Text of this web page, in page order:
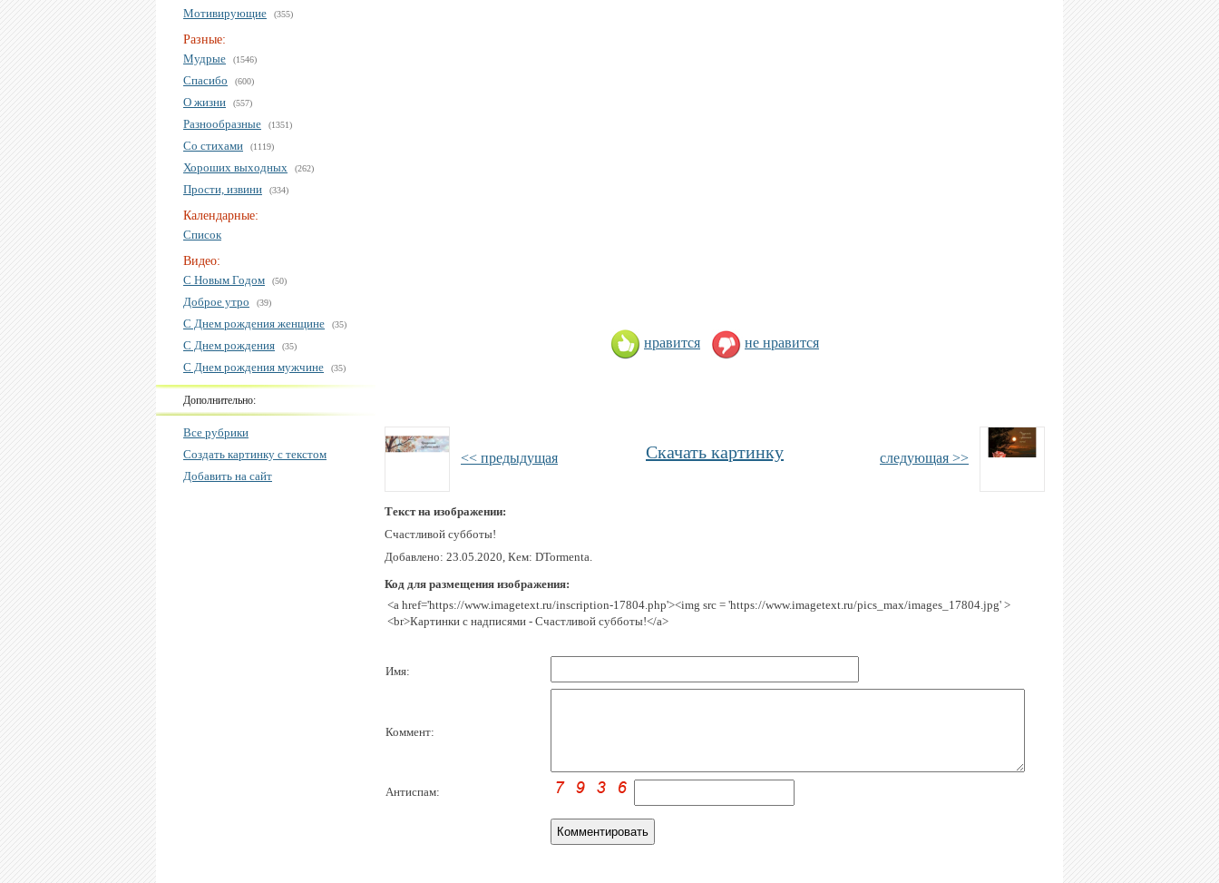
Мотивирующие (355)
Разные:
Мудрые
(1546)
Спасибо (600)
О жизни (557)
Разнообразные (1351)
Со стихами (1119)
Хороших выходных (262)
Прости, извини (334)
Календарные:
Список
Видео:
С Новым Годом
(50)
Доброе утро (39)
С Днем рождения женщине (35)
С Днем рождения (35)
С Днем рождения мужчине (35)
Дополнительно:
Все рубрики
Создать картинку с текстом
Добавить на сайт
нравится не нравится
<< предыдущая следующая >>
Скачать картинку
Текст на изображении:
Счастливой субботы!
Добавлено: 23.05.2020, Кем: DTormenta.
Код для размещения изображения:
<a href='https://www.imagetext.ru/inscription-17804.php'><img src = 'https://www.imagetext.ru/pics_max/images_17804.jpg' >
<br>Картинки с надписями - Счастливой субботы!</a>
Имя:
Коммент:
Антиспам: